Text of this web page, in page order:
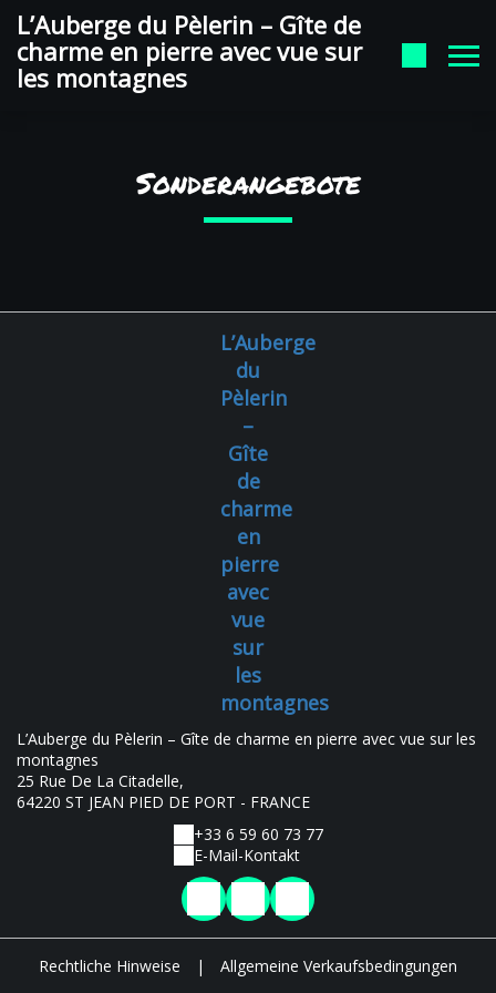
auberge du pelerin Google
L’Auberge du Pèlerin – Gîte de
charme en pierre avec vue sur
les montagnes
Sonderangebote
L’Auberge
du
Pèlerin
–
Gîte
de
charme
en
pierre
avec
vue
sur
les
montagnes
L’Auberge du Pèlerin – Gîte de charme en pierre avec vue sur les
montagnes
25 Rue De La Citadelle,
64220 ST JEAN PIED DE PORT - FRANCE
+33 6 59 60 73 77
E-Mail-Kontakt
Rechtliche Hinweise | Allgemeine Verkaufsbedingungen